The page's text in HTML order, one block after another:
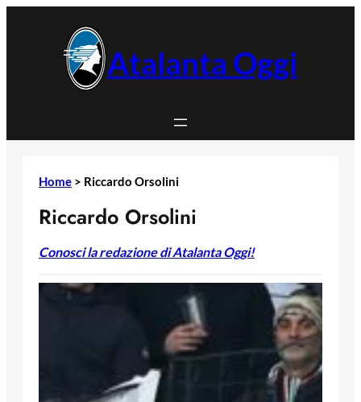
Atalanta Oggi
Home > Riccardo Orsolini
Riccardo Orsolini
Conosci la redazione di Atalanta Oggi!